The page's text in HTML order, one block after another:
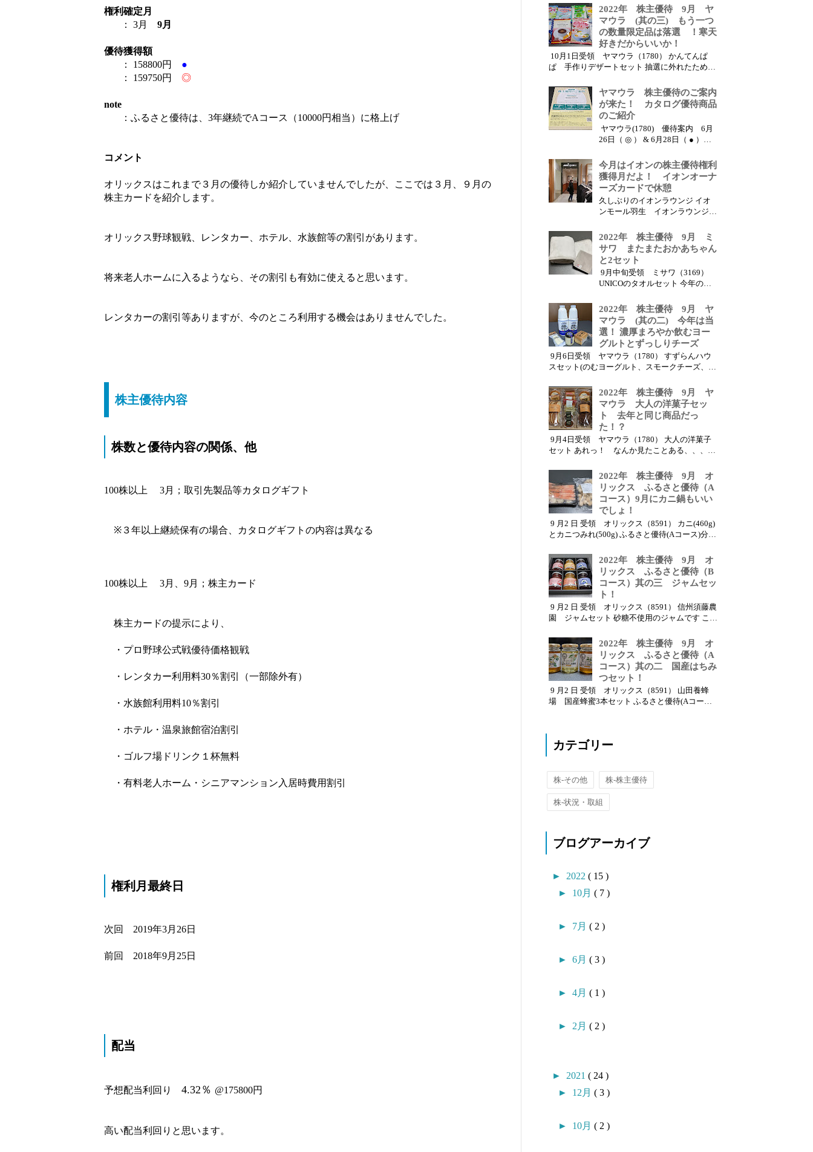
権利確定月
： 3月 9月
優待獲得額
： 158800円
●
： 159750円 ◎
note
： ふるさと優待は、3年継続でAコース（10000円相当）に格上げ
コメント
オリックスはこれまで３月の優待しか紹介していませんでしたが、ここでは３月、９月の
株主カードを紹介します。
オリックス野球観戦、レンタカー、ホテル、水族館等の割引があります。
将来老人ホームに入るようなら、その割引も有効に使えると思います。
レンタカーの割引等ありますが、今のところ利用する機会はありませんでした。
株主優待内容
株数と優待内容の関係、他
100株以上 3月；取引先製品等カタログギフト
※３年以上継続保有の場合、カタログギフトの内容は異なる
100株以上 3月、9月；株主カード
株主カードの提示により、
・プロ野球公式戦優待価格観戦
・レンタカー利用料30％割引（一部除外有）
・水族館利用料10％割引
・ホテル・温泉旅館宿泊割引
・ゴルフ場ドリンク１杯無料
・有料老人ホーム・シニアマンション入居時費用割引
権利月最終日
次回 2019年3月26日
前回 2018年9月25日
配当
予想配当利回り 4.32％ @175800円
高い配当利回りと思います。
ました。 ついでにおチビさんに、翌日アンパン
マンの映画を見せたいとい...
2022年 株主優待 9月 ヤ
マウラ (其の三) もう一つ
の数量限定品は落選 ！寒天
好きだからいいか！
10月1日受領 ヤマウラ（1780） かんてんぱ
ぱ 手作りデザートセット 抽選に外れたため、
数・獲得額 ヤマウラ（1780） ● 優待内容 ：
3000円相当の地場商品 x 2セット 優待獲得株数
： 3...
ヤマウラ 株主優待のご案内
が来た！ カタログ優待商品
のご紹介
ヤマウラ(1780) 優待案内 6月
26日（ ◎ ） & 6月28日（ ● ）受
の優待権利獲得分の優待案内が届
きました この銘柄は、毎回わた
し ● とおかあちゃん ◎ の優待案
内が別々の日に届きます 優待概
要 以下に優待案内の内容を...
今月はイオンの株主優待権利
獲得月だよ！ イオンオーナ
ーズカードで休憩
久しぶりのイオンラウンジ イオ
ンモール羽生 イオンラウンジ
後、腹ごなしを兼ねて近くのイオ
ンモール羽生に来ました 買物の
途中でしたが、まだお腹が重かっ
たので、ラウンジがあったことを
思い出して久しぶりに寄ることに
しま...
2022年 株主優待 9月 ミ
サワ またまたおかあちゃん
と2セット
9月中旬受領 ミサワ（3169）
UNICOのタオルセット 今年の色
株数・獲得額 優待内容 ：
5000円相当の優待品 ● ◎ 優待
獲得株数 ： 300株 ● ◎ 権利
確定月 ： 1月 優待獲得額 ...
2022年 株主優待 9月 ヤ
マウラ (其の二) 今年は当
選！ 濃厚まろやか飲むヨー
グルトとずっしりチーズ
9月6日受領 ヤマウラ（1780） すずらんハウ
スセット(のむヨーグルト、スモークチーズ、ミ
した 優待内容と獲得株数・獲得額 ヤマウラ
（1780） ● 優待内容 ： 3000円相当の地場
商品 x 2セット 優待獲得...
2022年 株主優待 9月 ヤ
マウラ 大人の洋菓子セッ
ト 去年と同じ商品だっ
た！？
9月4日受領 ヤマウラ（1780） 大人の洋菓子
セット あれっ！ なんか見たことある、、、、
◎ 優待内容 ： 3000円相当の地場商品 優待
獲得株数 ： 100株 ◎ 権利確定月 ...
2022年 株主優待 9月 オ
リックス ふるさと優待（A
コース）9月にカニ鍋もいい
でしょ！
9 月2 日 受領 オリックス（8591） カニ(460g)
とカニつみれ(500g) ふるさと優待(Aコース)分の
した 優待カタログは以下となります 優待カタロ
グより選択 優待内容と獲得株数・獲得額 オリッ
クス（8591） ● 優待内容...
2022年 株主優待 9月 オ
リックス ふるさと優待（B
コース）其の三 ジャムセッ
ト！
9 月2 日 受領 オリックス（8591） 信州須藤農
園 ジャムセット 砂糖不使用のジャムです これ
てどうでしょう！ こちらの商品は受取日指定し
なかったのですが、先に投稿したオリックスの
株主優待品のカニや蜂蜜セットと同日に届きま
した！ ...
2022年 株主優待 9月 オ
リックス ふるさと優待（A
コース）其の二 国産はちみ
つセット！
9 月2 日 受領 オリックス（8591） 山田養蜂
場 国産蜂蜜3本セット ふるさと優待(Aコース)
ができました 優待カタログは以下となります 優
カテゴリー
株-その他 株-株主優待
株-状況・取組
ブログアーカイブ
► 2022 ( 15 )
► 10月 ( 7 )
► 7月 ( 2 )
► 6月 ( 3 )
► 4月 ( 1 )
► 2月 ( 2 )
► 2021 ( 24 )
► 12月 ( 3 )
► 10月 ( 2 )